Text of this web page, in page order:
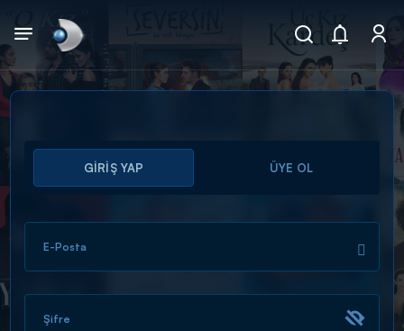
Arama
ARAMA SONUÇLARI
GİRİŞ YAP ÜYE OL
E-Posta
Şifre